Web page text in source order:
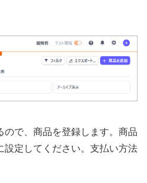
で、商品を登録します。 商品
定してください。 支払い方法